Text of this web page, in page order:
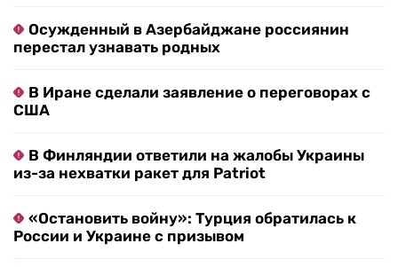
Осужденный в Азербайджане россиянин
перестал узнавать родных
В Иране сделали заявление о переговорах с
США
В Финляндии ответили на жалобы Украины
из-за нехватки ракет для Patriot
«Остановить войну»: Турция обратилась к
России и Украине с призывом